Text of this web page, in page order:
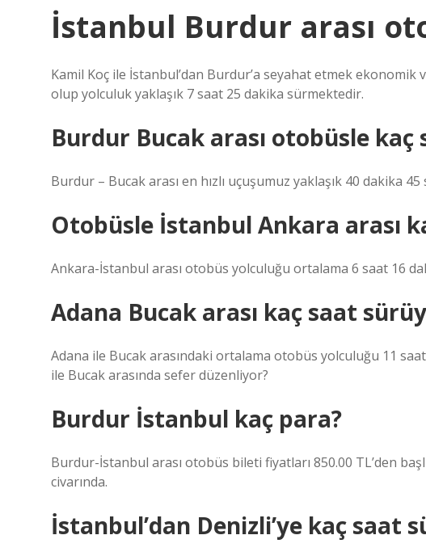
İstanbul Burdur arası
Kamil Koç ile İstanbul’dan Burdur’a seyahat etmek
olup yolculuk yaklaşık 7 saat 25 dakika sürmektedir.
Burdur Bucak arası otobüsle kaç
Burdur – Bucak arası en hızlı uçuşumuz yaklaşık 40 dakika
Otobüsle İstanbul Ankara arası
Ankara-İstanbul arası otobüs yolculuğu ortalama 6 saat 16
Adana Bucak arası kaç saat
Adana ile Bucak arasındaki ortalama otobüs yolculuğu 11
ile Bucak arasında sefer düzenliyor?
Burdur İstanbul kaç para?
Burdur-İstanbul arası otobüs bileti fiyatları 850.00 TL’den
civarında.
İstanbul’dan Denizli’ye kaç saat